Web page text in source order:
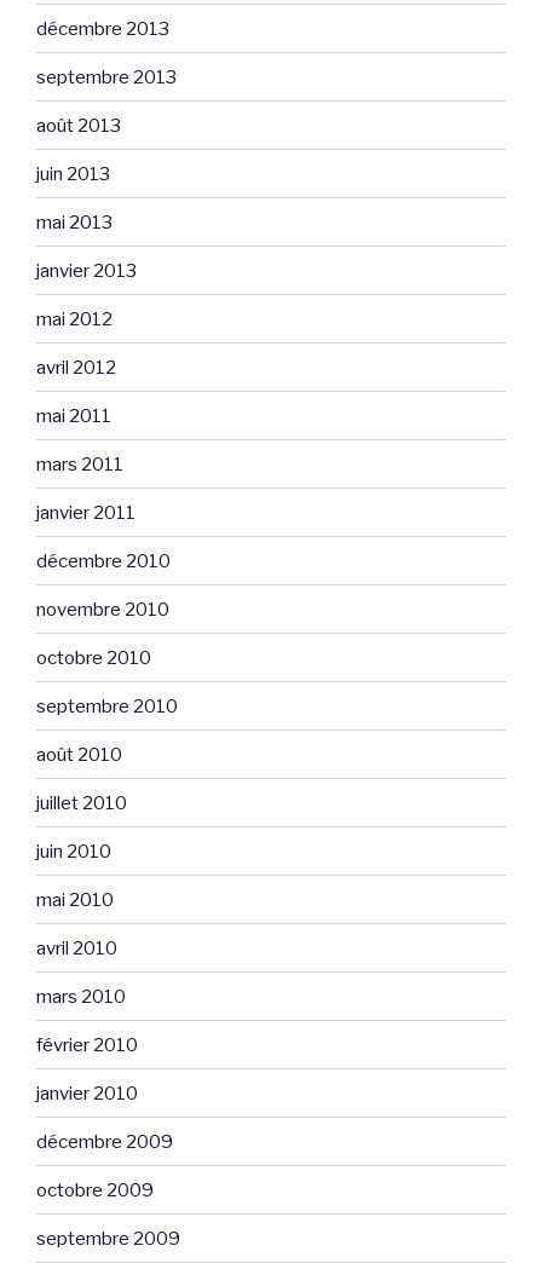
décembre 2013
septembre 2013
août 2013
juin 2013
mai 2013
janvier 2013
mai 2012
avril 2012
mai 2011
mars 2011
janvier 2011
décembre 2010
novembre 2010
octobre 2010
septembre 2010
août 2010
juillet 2010
juin 2010
mai 2010
avril 2010
mars 2010
février 2010
janvier 2010
décembre 2009
octobre 2009
septembre 2009